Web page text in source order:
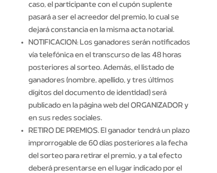
caso, el participante con el cupón suplente
pasará a ser el acreedor del premio, lo cual se
dejará constancia en la misma acta notarial.
NOTIFICACION: Los ganadores serán notificados
vía telefónica en el transcurso de las 48 horas
posteriores al sorteo. Además, el listado de
ganadores (nombre, apellido, y tres últimos
dígitos del documento de identidad) será
publicado en la página web del ORGANIZADOR y
en sus redes sociales.
RETIRO DE PREMIOS. El ganador tendrá un plazo
improrrogable de 60 días posteriores a la fecha
del sorteo para retirar el premio, y a tal efecto
deberá presentarse en el lugar indicado por el